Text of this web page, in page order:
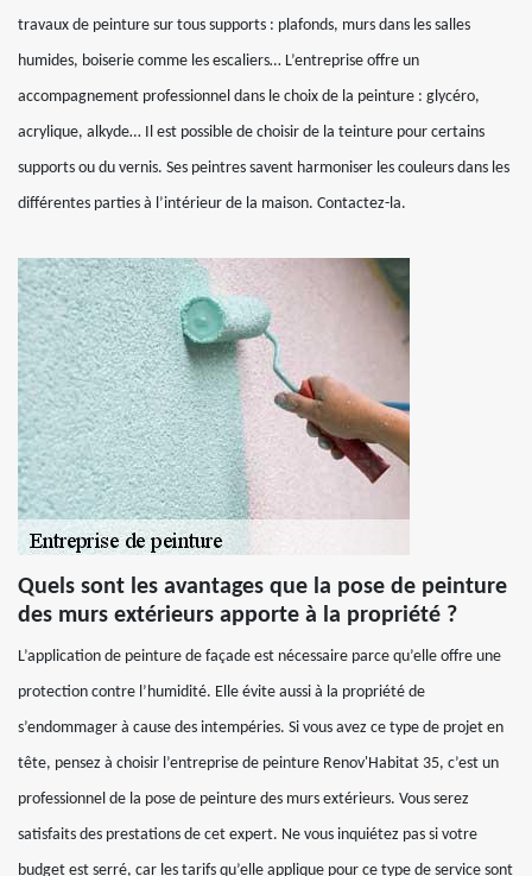
travaux de peinture sur tous supports : plafonds, murs dans les salles
humides, boiserie comme les escaliers… L’entreprise offre un
accompagnement professionnel dans le choix de la peinture : glycéro,
acrylique, alkyde… Il est possible de choisir de la teinture pour certains
supports ou du vernis. Ses peintres savent harmoniser les couleurs dans les
différentes parties à l’intérieur de la maison. Contactez-la.
Quels sont les avantages que la pose de peinture
des murs extérieurs apporte à la propriété ?
L’application de peinture de façade est nécessaire parce qu’elle offre une
protection contre l’humidité. Elle évite aussi à la propriété de
s’endommager à cause des intempéries. Si vous avez ce type de projet en
tête, pensez à choisir l’entreprise de peinture Renov'Habitat 35, c’est un
professionnel de la pose de peinture des murs extérieurs. Vous serez
satisfaits des prestations de cet expert. Ne vous inquiétez pas si votre
budget est serré, car les tarifs qu’elle applique pour ce type de service sont